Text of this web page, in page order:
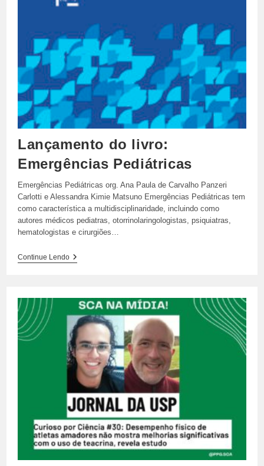
Lançamento do livro:
Emergências Pediátricas
Emergências Pediátricas org. Ana Paula de Carvalho Panzeri
Carlotti e Alessandra Kimie Matsuno Emergências Pediátricas tem
como característica a multidisciplinaridade, incluindo como
autores médicos pediatras, otorrinolaringologistas, psiquiatras,
hematologistas e cirurgiões…
Continue LendoLançamento